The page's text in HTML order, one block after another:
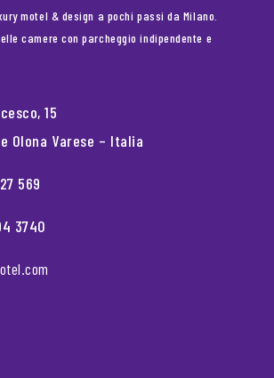
motel & design a pochi passi da Milano.
camere con parcheggio indipendente e
15
Olona Varese – Italia
569
3740